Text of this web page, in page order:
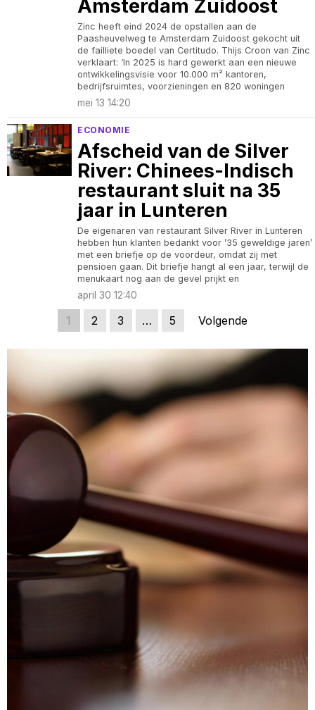
Amsterdam Zuidoost
Zinc heeft eind 2024 de opstallen aan de
Paasheuvelweg te Amsterdam Zuidoost gekocht uit
de failliete boedel van Certitudo. Thijs Croon van Zinc
verklaart: ‘In 2025 is hard gewerkt aan een nieuwe
ontwikkelingsvisie voor 10.000 m² kantoren,
bedrijfsruimtes, voorzieningen en 820 woningen
mei 13 14:20
ECONOMIE
Afscheid van de Silver
River: Chinees-Indisch
restaurant sluit na 35
jaar in Lunteren
De eigenaren van restaurant Silver River in Lunteren
hebben hun klanten bedankt voor ’35 geweldige jaren’
met een briefje op de voordeur, omdat zij met
pensioen gaan. Dit briefje hangt al een jaar, terwijl de
menukaart nog aan de gevel prijkt en
april 30 12:40
1 2 3 … 5 Volgende